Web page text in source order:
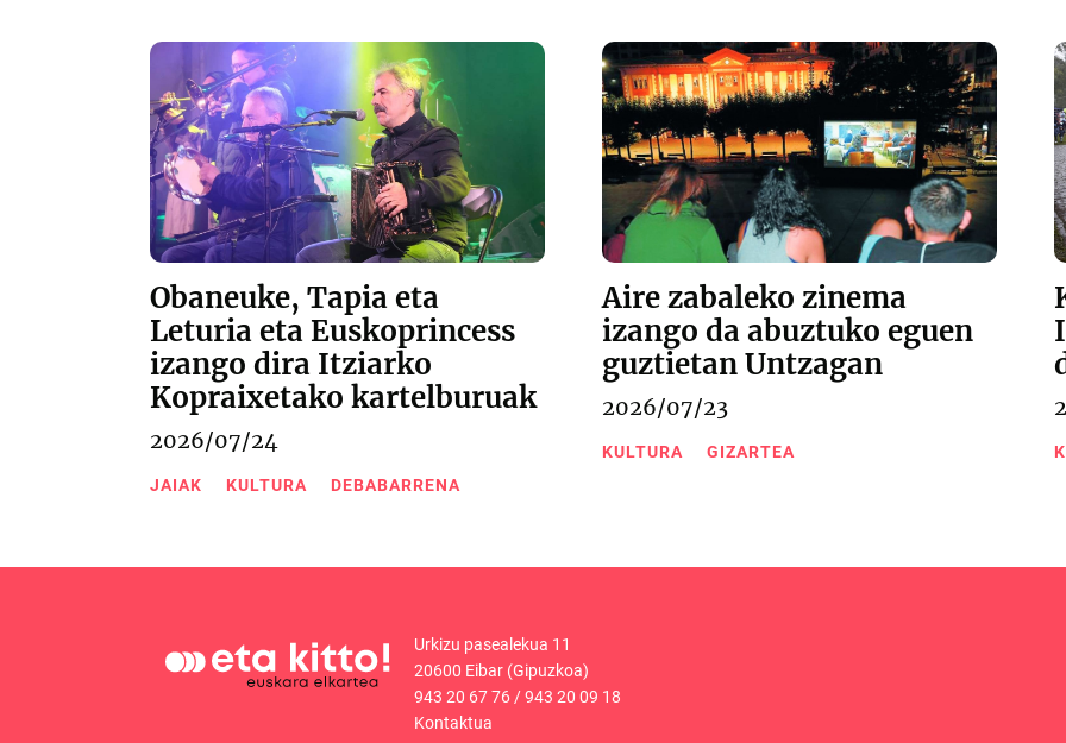
Obaneuke, Tapia eta
Leturia eta Euskoprincess
izango dira Itziarko
Kopraixetako kartelburuak
2026/07/24
JAIAK KULTURA DEBABARRENA
Aire zabaleko zinema
izango da abuztuko eguen
guztietan Untzagan
2026/07/23
KULTURA GIZARTEA
Urkizu pasealekua 11
20600 Eibar (Gipuzkoa)
943 20 67 76/943 20 09 18
Kontaktua